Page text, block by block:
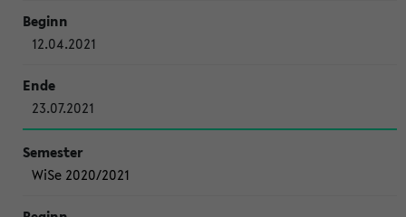
12.04.2021
23.07.2021
WiSe 2020/2021